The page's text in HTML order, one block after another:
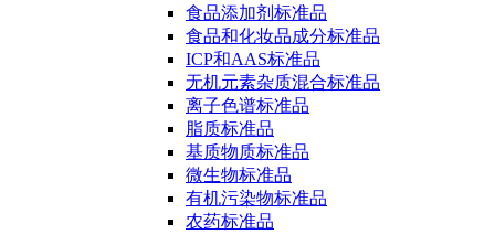
食品添加剂标准品
食品和化妆品成分标准品
ICP和AAS标准品
无机元素杂质混合标准品
离子色谱标准品
脂质标准品
基质物质标准品
微生物标准品
有机污染物标准品
农药标准品